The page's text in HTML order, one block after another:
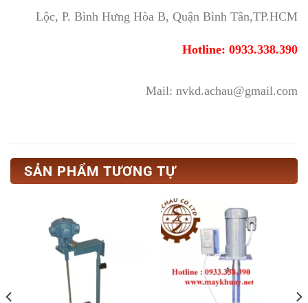
Lộc, P. Bình Hưng Hòa B, Quận Bình Tân,TP.HCM
Hotline: 0933.338.390
Mail: nvkd.achau@gmail.com
SẢN PHẨM TƯƠNG TỰ